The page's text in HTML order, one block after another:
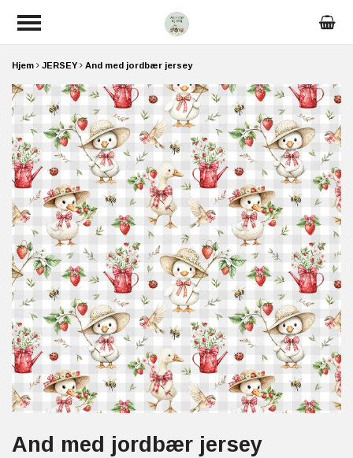
Hjem JERSEY And med jordbær jersey
And med jordbær jersey